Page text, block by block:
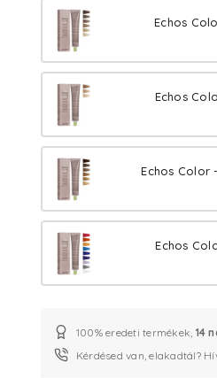
Echos
Echos
Echos Color
Echos
100% eredeti termékek, 14
Kérdésed van, elakadtál?